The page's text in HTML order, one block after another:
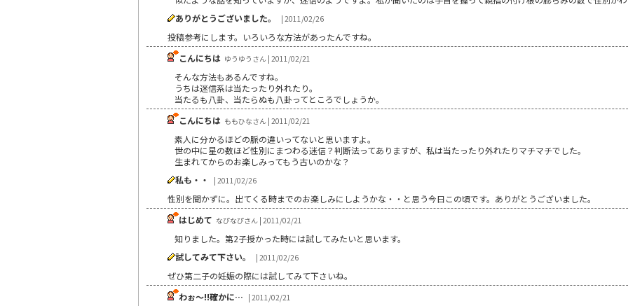
ありがとうございました。
| 2011/02/26
投稿参考にします。いろいろな方法があったんですね。
こんにちは ゆうゆうさん | 2011/02/21
そんな方法もあるんですね。
うちは迷信系は当たったり外れたり。
当たるも八卦、当たらぬも八卦ってところでしょうか。
こんにちは ももひなさん | 2011/02/21
素人に分かるほどの脈の違いってないと思いますよ。
世の中に星の数ほど性別にまつわる迷信？判断法ってありますが、私は当たったり外れたりマチマチでした。
生まれてからのお楽しみってもう古いのかな？
私も・・
| 2011/02/26
性別を聞かずに。出てくる時までのお楽しみにしようかな・・と思う今日この頃です。ありがとうございました。
はじめて なぴなぴさん | 2011/02/21
知りました。第2子授かった時には試してみたいと思います。
試してみて下さい。
| 2011/02/26
ぜひ第二子の妊娠の際には試してみて下さいね。
わぉ～!!確かに… | 2011/02/21